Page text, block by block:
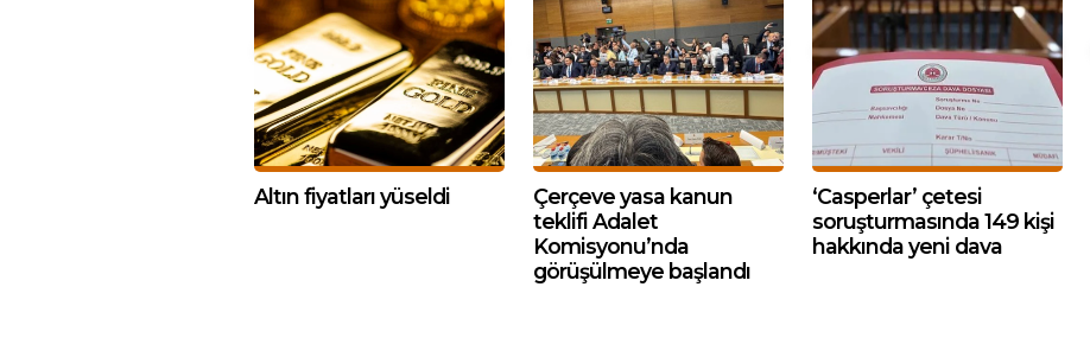
Altın fiyatları yüseldi
Çerçeve yasa kanun
teklifi Adalet
Komisyonu’nda
görüşülmeye başlandı
‘Casperlar’ çetesi
soruşturmasında 149 kişi
hakkında yeni dava